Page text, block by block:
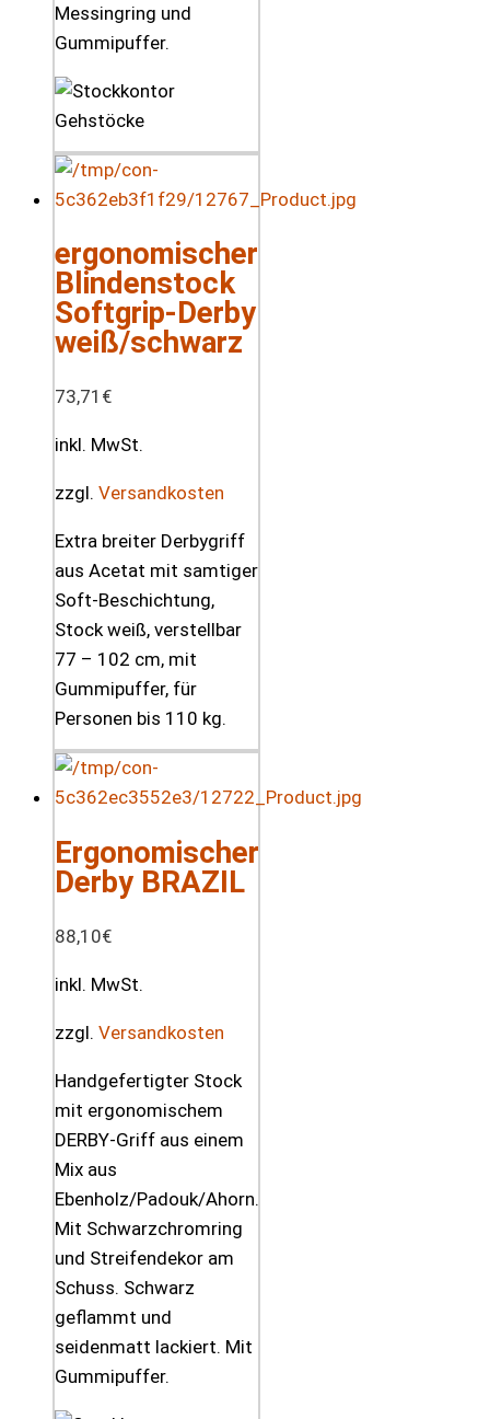
Messingring und
Gummipuffer.
ergonomischer
Blindenstock
Softgrip-Derby
weiß/schwarz
73,71 €
inkl. MwSt.
zzgl. Versandkosten
Extra breiter Derbygriff
aus Acetat mit samtiger
Soft-Beschichtung,
Stock weiß, verstellbar
77 – 102 cm, mit
Gummipuffer, für
Personen bis 110 kg.
Ergonomischer
Derby BRAZIL
88,10€
inkl. MwSt.
zzgl. Versandkosten
Handgefertigter Stock
mit ergonomischem
DERBY-Griff aus einem
Mix aus
Ebenholz/Padouk/Ahorn.
Mit Schwarzchromring
und Streifendekor am
Schuss. Schwarz
geflammt und
seidenmatt lackiert. Mit
Gummipuffer.